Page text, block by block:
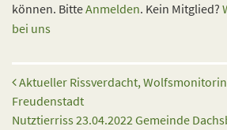
können. BitteAnmelden. Kein Mitglied?
bei uns
Beitrags-Navigation
Aktueller Rissverdacht,
Freudenstadt
Nutztierriss 23.04.2022 Gemeinde